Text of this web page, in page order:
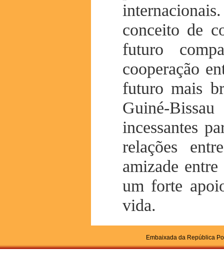
conceito de
futuro
cooperação
futuro mais
Guiné-
incessantes
relações
amizade
um forte
vida.
Embaixada da República